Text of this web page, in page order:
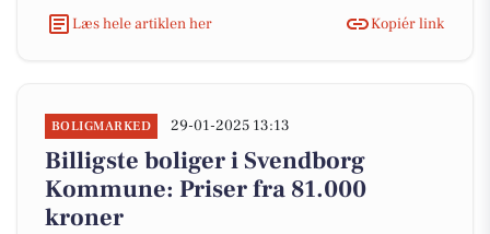
Læs hele artiklen her
Kopiér link
BOLIGMARKED 29-01-2025 13:13
Billigste boliger i Svendborg
Kommune: Priser fra 81.000
kroner